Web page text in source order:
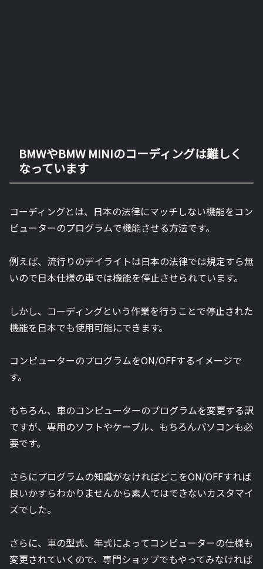
BMWやBMW MINIのコーディングは難しく
なっています
コーディングとは、日本の法律にマッチしない機能をコン
ピューターのプログラムで機能させる方法です。
例えば、流行りのデイライトは日本の法律では規定すら無
いので日本仕様の車では機能を停止させられています。
しかし、コーディングという作業を行うことで停止された
機能を日本でも使用可能にできます。
コンピューターのプログラムをON/OFFするイメージで
す。
もちろん、車のコンピューターのプログラムを変更する訳
ですが、専用のソフトやケーブル、もちろんパソコンも必
要です。
さらにプログラムの知識がなければどこをON/OFFすれば
良いかすらわかりませんから素人ではできないカスタマイ
ズでした。
さらに、車の型式、年式によってコンピューターの仕様も
変更されていくので、専門ショップでもやってみなければ